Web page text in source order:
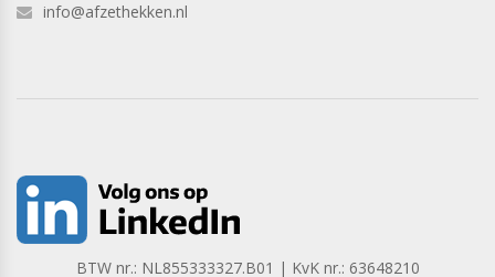
info@afzethekken.nl
BTW nr.: NL855333327.B01 | KvK nr.: 63648210